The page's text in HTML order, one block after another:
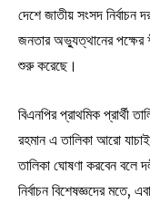
দেশে জাতীয় সংসদ
জনতার অভ্যুত্থানের পক্ষের
শুরু করেছে।
বিএনপির প্রাথমিক প্রার্থী
রহমান এ তালিকা আরো
তালিকা ঘোষণা করবেন বলে
নির্বাচন বিশেষজ্ঞদের মতে,